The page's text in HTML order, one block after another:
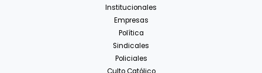
Institucionales
Empresas
Política
Sindicales
Policiales
Culto Católico